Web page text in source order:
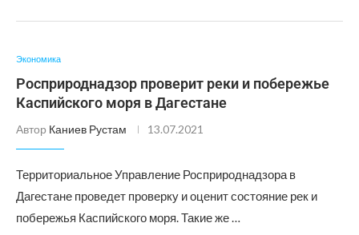
Экономика
Росприроднадзор проверит реки и побережье
Каспийского моря в Дагестане
Автор Каниев Рустам 13.07.2021
Территориальное Управление Росприроднадзора в
Дагестане проведет проверку и оценит состояние рек и
побережья Каспийского моря. Такие же …